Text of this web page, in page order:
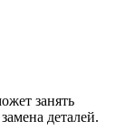
занять
деталей.